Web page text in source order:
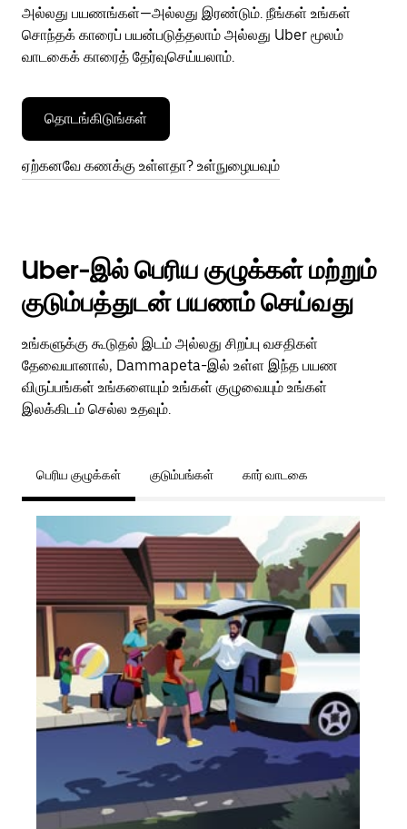
அல்லது பயணங்கள்—அல்லது இரண்டும். நீங்கள் உங்கள்
சொந்தக் காரைப் பயன்படுத்தலாம் அல்லது Uber மூலம்
வாடகைக் காரைத் தேர்வுசெய்யலாம்.
தொடங்கிடுங்கள்
ஏற்கனவே கணக்கு உள்ளதா? உள்நுழையவும்
Uber-இல் பெரிய குழுக்கள் மற்றும்
குடும்பத்துடன் பயணம் செய்வது
உங்களுக்கு கூடுதல் இடம் அல்லது சிறப்பு வசதிகள்
தேவையானால், Dammapeta-இல் உள்ள இந்த பயண
விருப்பங்கள் உங்களையும் உங்கள் குழுவையும் உங்கள்
இலக்கிடம் செல்ல உதவும்.
பெரிய குழுக்கள் குடும்பங்கள் கார் வாடகை